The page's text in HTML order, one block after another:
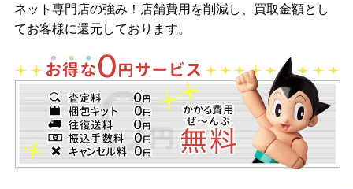
ネオブライス ミンティーマジック/ネオブライス トップショップ
限定 ネオブライス シェリーバベット/ネオブライス レディカメリ
ア/ネオブライス プレイフルレインドロップス/ネオブライス ヘン
リエッタズ ホームパーティ/ネオブライス CWC限定１５周年アニ
バーサリーネオブライス アレグラ・シャンパン/ネオブライス
CWC限定ネオブライス デヴィデラクール/ネオブライス ヴァー
シティ・ディーン/ネオブライス ハスブロ限定ネオブライス ステ
ラ・セレンディピタス/ネオブライス ユーフォー・ア・ゴーゴー/
ネオブライス
ネット専門店の強み！店舗費用を削減し、買取金額とし
てお客様に還元しております。